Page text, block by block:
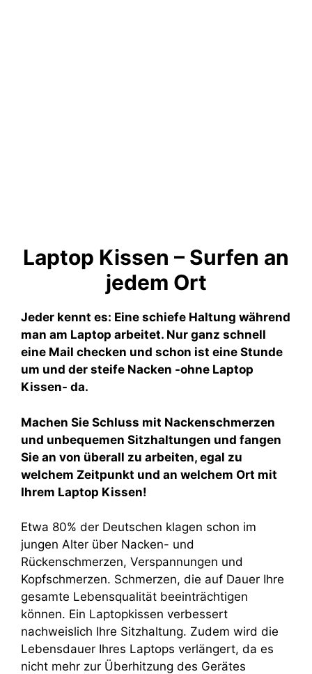
Laptop Kissen – Surfen an
jedem Ort
Jeder kennt es: Eine schiefe Haltung während
man am Laptop arbeitet. Nur ganz schnell
eine Mail checken und schon ist eine Stunde
um und der steife Nacken -ohne Laptop
Kissen- da.
Machen Sie Schluss mit Nackenschmerzen
und unbequemen Sitzhaltungen und fangen
Sie an von überall zu arbeiten, egal zu
welchem Zeitpunkt und an welchem Ort mit
Ihrem Laptop Kissen!
Etwa 80% der Deutschen klagen schon im
jungen Alter über Nacken- und
Rückenschmerzen, Verspannungen und
Kopfschmerzen. Schmerzen, die auf Dauer Ihre
gesamte Lebensqualität beeinträchtigen
können. Ein Laptopkissen verbessert
nachweislich Ihre Sitzhaltung. Zudem wird die
Lebensdauer Ihres Laptops verlängert, da es
nicht mehr zur Überhitzung des Gerätes